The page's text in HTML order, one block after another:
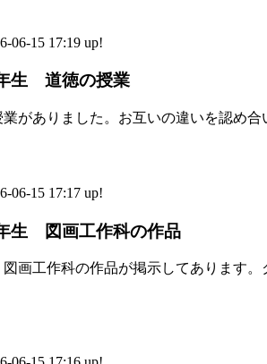
06-15 17:19 up!
生 道徳の授業
がありました。お互いの違いを認め
06-15 17:17 up!
生 図画工作科の作品
図画工作科の作品が掲示してあります